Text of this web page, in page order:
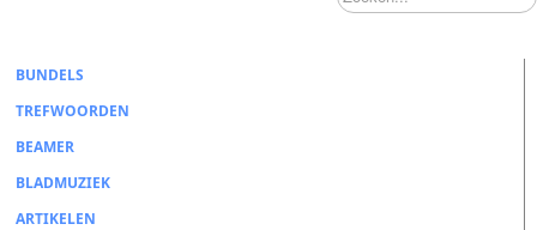
BUNDELS
TREFWOORDEN
BEAMER
BLADMUZIEK
ARTIKELEN